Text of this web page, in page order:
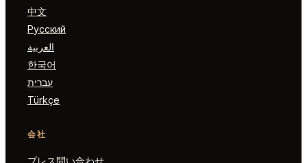
中文
Русский
العربية
한국어
עברית
Türkçe
会社
プレス問い合わせ